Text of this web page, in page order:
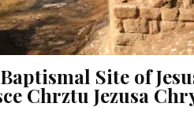
Site of
Chrztu Jezusa